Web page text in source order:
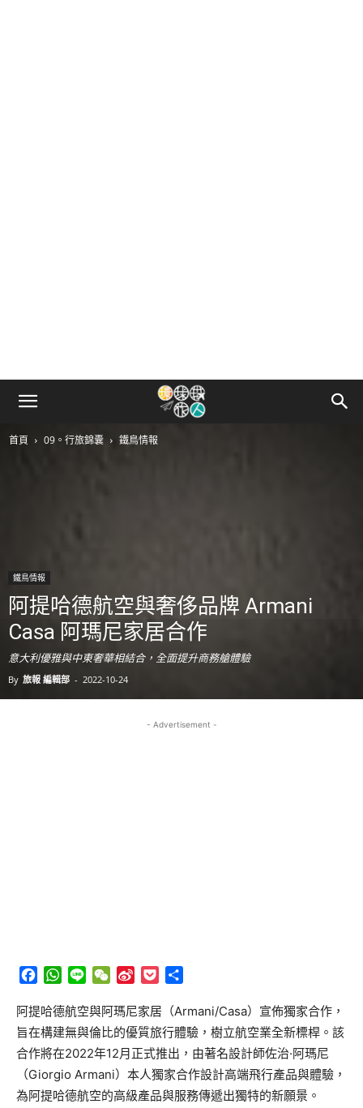
首頁 09。行旅錦囊 鐵鳥情報
鐵鳥情報
阿提哈德航空與奢侈品牌 Armani
Casa 阿瑪尼家居合作
意大利優雅與中東奢華相結合，全面提升商務艙體驗
By 旅報 編輯部 - 2022-10-24
- Advertisement -
Facebook
WhatsApp
Line WeChat
Sina
Pocket
阿提哈德航空與阿瑪尼家居（Armani/Casa）宣佈獨家合作，
旨在構建無與倫比的優質旅行體驗，樹立航空業全新標桿。該
合作將在2022年12月正式推出，由著名設計師佐治·阿瑪尼
（Giorgio Armani）本人獨家合作設計高端飛行產品與體驗，
為阿提哈德航空的高級產品與服務傳遞出獨特的新願景。